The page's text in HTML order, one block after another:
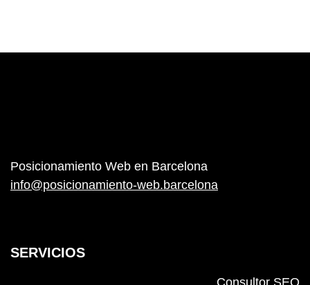
Posicionamiento Web en Barcelona
info@posicionamiento-web.barcelona
SERVICIOS